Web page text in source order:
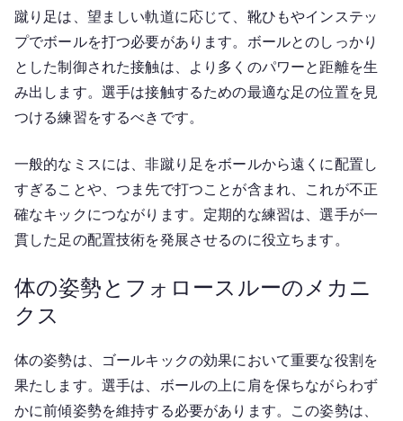
蹴り足は、望ましい軌道に応じて、靴ひもやインステッ
プでボールを打つ必要があります。ボールとのしっかり
とした制御された接触は、より多くのパワーと距離を生
み出します。選手は接触するための最適な足の位置を見
つける練習をするべきです。
一般的なミスには、非蹴り足をボールから遠くに配置し
すぎることや、つま先で打つことが含まれ、これが不正
確なキックにつながります。定期的な練習は、選手が一
貫した足の配置技術を発展させるのに役立ちます。
体の姿勢とフォロースルーのメカニ
クス
体の姿勢は、ゴールキックの効果において重要な役割を
果たします。選手は、ボールの上に肩を保ちながらわず
かに前傾姿勢を維持する必要があります。この姿勢は、